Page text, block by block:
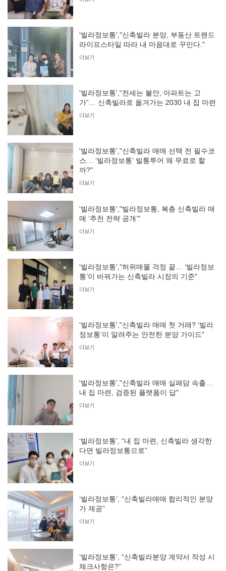
'빌라정보통',"신축빌라 분양, 부동산 트렌드
라이프스타일 따라 내 마음대로 꾸민다."
더보기
'빌라정보통',“전세는 불안, 아파트는 고
가”… 신축빌라로 옮겨가는 2030 내 집 마련
더보기
'빌라정보통',"신축빌라 매매 선택 전 필수코
스… ‘빌라정보통’ 빌통투어 왜 무료로 할
까?"
더보기
'빌라정보통',"빌라정보통, 복층 신축빌라 매
매 ‘추천 전략 공개’"
더보기
'빌라정보통',"허위매물 걱정 끝… ‘빌라정보
통’이 바꿔가는 신축빌라 시장의 기준"
더보기
'빌라정보통',"신축빌라 매매 첫 거래? ‘빌라
정보통’이 알려주는 안전한 분양 가이드"
더보기
'빌라정보통',"신축빌라 매매 실패담 속출…
내 집 마련, 검증된 플랫폼이 답"
더보기
‘빌라정보통’, “내 집 마련, 신축빌라 생각한
다면 빌라정보통으로”
더보기
‘빌라정보통’, “신축빌라매매 합리적인 분양
가 제공”
더보기
‘빌라정보통’, “신축빌라분양 계약서 작성 시
체크사항은?”